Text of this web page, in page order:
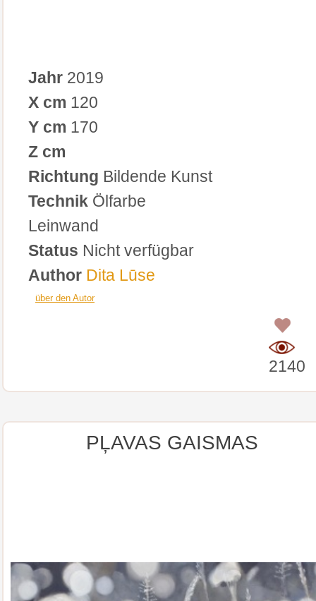
Jahr 2019
X cm 120
Y cm 170
Z cm
Richtung Bildende Kunst
Technik Ölfarbe
Leinwand
Status Nicht verfügbar
Author Dita Lūse
über den Autor
2140
PĻAVAS GAISMAS